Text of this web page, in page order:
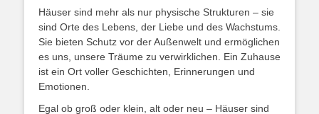
Häuser sind mehr als nur physische Strukturen – sie
sind Orte des Lebens, der Liebe und des Wachstums.
Sie bieten Schutz vor der Außenwelt und ermöglichen
es uns, unsere Träume zu verwirklichen. Ein Zuhause
ist ein Ort voller Geschichten, Erinnerungen und
Emotionen.
Egal ob groß oder klein, alt oder neu – Häuser sind